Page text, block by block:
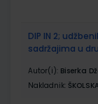
DIP IN 2;
sadržajima u
Autor(i): Biserka
Nakladnik: